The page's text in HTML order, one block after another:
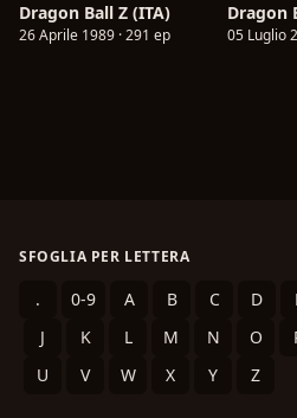
Dragon Ball Z (ITA)
26 Aprile 1989 · 291 ep
Dragon
05 Luglio
SFOGLIA PER LETTERA
. 0-9 A B C D
J
K L M N O
U
V W X Y Z